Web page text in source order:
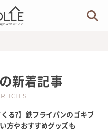
の新着記事
くる?】鉄フライパンのゴキブ
方やおすすめグッズも